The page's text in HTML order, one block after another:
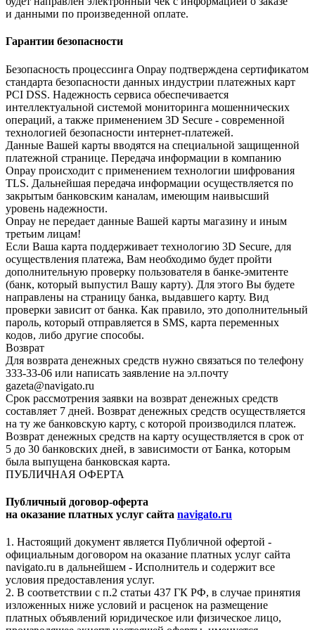
и данными по произведенной оплате.
Гарантии безопасности
Безопасность процессинга Onpay подтверждена сертификатом
стандарта безопасности данных индустрии платежных карт
PCI DSS. Надежность сервиса обеспечивается
интеллектуальной системой мониторинга мошеннических
операций, а также применением 3D Secure - современной
технологией безопасности интернет-платежей.
Данные Вашей карты вводятся на специальной защищенной
платежной странице. Передача информации в компанию
Onpay происходит с применением технологии шифрования
TLS. Дальнейшая передача информации осуществляется по
закрытым банковским каналам, имеющим наивысший
уровень надежности.
Onpay не передает данные Вашей карты магазину и иным
третьим лицам!
Если Ваша карта поддерживает технологию 3D Secure, для
осуществления платежа, Вам необходимо будет пройти
дополнительную проверку пользователя в банке-эмитенте
(банк, который выпустил Вашу карту). Для этого Вы будете
направлены на страницу банка, выдавшего карту. Вид
проверки зависит от банка. Как правило, это дополнительный
пароль, который отправляется в SMS, карта переменных
кодов, либо другие способы.
Возврат
Для возврата денежных средств нужно связаться по телефону
333-33-06 или написать заявление на эл.почту
gazeta@navigato.ru
Срок рассмотрения заявки на возврат денежных средств
составляет 7 дней. Возврат денежных средств осуществляется
на ту же банковскую карту, с которой производился платеж.
Возврат денежных средств на карту осуществляется в срок от
5 до 30 банковских дней, в зависимости от Банка, которым
была выпущена банковская карта.
ПУБЛИЧНАЯ ОФЕРТА
Публичный договор-оферта
на оказание платных услуг сайта navigato.ru
1. Настоящий документ является Публичной офертой -
официальным договором на оказание платных услуг сайта
navigato.ru в дальнейшем - Исполнитель и содержит все
условия предоставления услуг.
2. В соответствии с п.2 статьи 437 ГК РФ, в случае принятия
изложенных ниже условий и расценок на размещение
платных объявлений юридическое или физическое лицо,